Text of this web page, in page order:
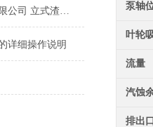
石家庄盘石泵业有限公司 立式渣浆泵和卧式渣浆泵有什么不同?
详细操作说明
泵轴
叶轮
流量
汽蚀
排出